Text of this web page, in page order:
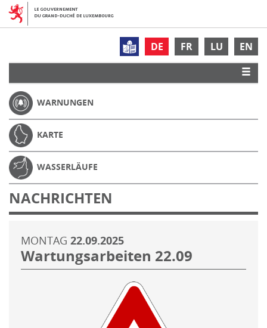
DE FR LU EN
WARNUNGEN
KARTE
WASSERLÄUFE
NACHRICHTEN
MONTAG 22.09.2025
Wartungsarbeiten 22.09